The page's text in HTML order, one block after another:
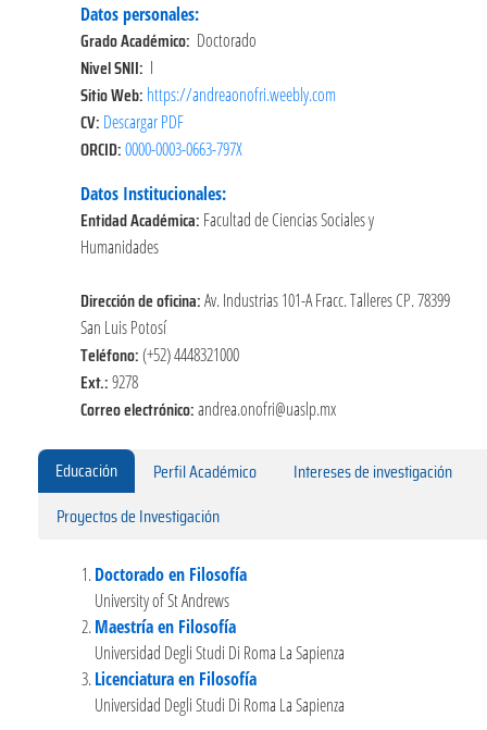
Datos personales:
Grado Académico: Doctorado
Nivel SNII: I
Sitio Web: https://andreaonofri.weebly.com
CV: Descargar PDF
ORCID:0000-0003-0663-797X
Datos Institucionales:
Entidad Académica: Facultad de Ciencias Sociales y
Humanidades
Dirección de oficina:Av. Industrias 101-A Fracc. Talleres CP. 78399
San Luis Potosí
Teléfono:(+52) 4448321000
Ext.:9278
Correo electrónico:andrea.onofri@uaslp.mx
Educación Perfil Académico
Intereses de investigación
Proyectos de Investigación
Doctorado en Filosofía
University of St Andrews
Maestría en Filosofía
Universidad Degli Studi Di Roma La Sapienza
Licenciatura en Filosofía
Universidad Degli Studi Di Roma La Sapienza